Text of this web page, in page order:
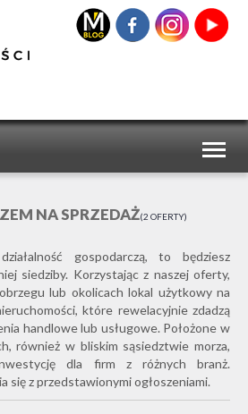
NA SPRZEDAŻ 2 OFERTY
gospodarczą, to będziesz
siedziby. Korzystając z naszej oferty,
lub okolicach lokal użytkowy na
które rewelacyjnie zdadzą
handlowe lub usługowe. Położone w
również w bliskim sąsiedztwie morza,
dla firm z różnych branż.
się z przedstawionymi ogłoszeniami.